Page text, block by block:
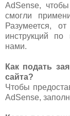
AdSense,
смогли
Разумеется,
инструкций
нами.
Как подать
сайта?
Чтобы
AdSense,